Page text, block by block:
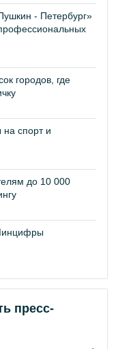
- Петербург»
городов, где
спорт и
до 10 000
пресс-